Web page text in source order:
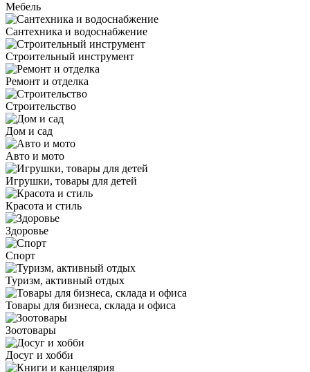
Мебель
Сантехника и водоснабжение
Строительный инструмент
Ремонт и отделка
Строительство
Дом и сад
Авто и мото
Игрушки, товары для детей
Красота и стиль
Здоровье
Спорт
Туризм, активный отдых
Товары для бизнеса, склада и офиса
Зоотовары
Досуг и хобби